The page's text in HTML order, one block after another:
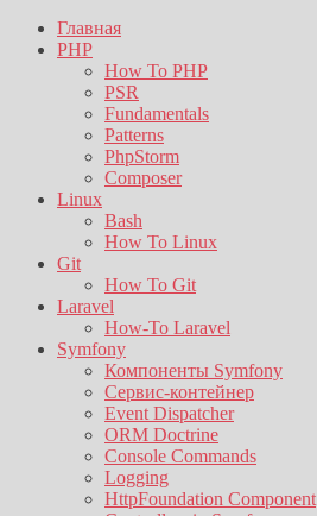
Главная
PHP
How To PHP
PSR
Fundamentals
Patterns
PhpStorm
Composer
Linux
Bash
How To Linux
Git
How To Git
Laravel
How-To Laravel
Symfony
Компоненты Symfony
Сервис-контейнер
Event Dispatcher
ORM Doctrine
Console Commands
Logging
HttpFoundation Component